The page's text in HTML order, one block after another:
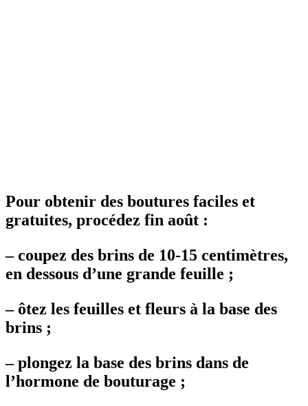
Pour obtenir des boutures faciles et
gratuites, procédez fin août :
–coupez des brins de 10-15 centimètres,
en dessous d’une grande feuille ;
–ôtez les feuilles et fleurs à la base des
brins ;
–plongez la base des brins dans de
l’hormone de bouturage ;